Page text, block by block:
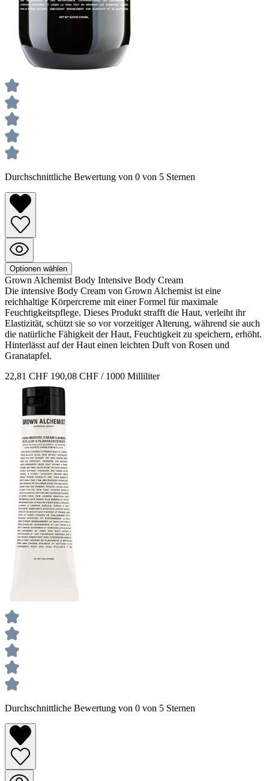
Durchschnittliche Bewertung von 0 von 5 Sternen
Optionen wählen
Grown Alchemist Body Intensive Body Cream
Die intensive Body Cream von Grown Alchemist ist eine
reichhaltige Körpercreme mit einer Formel für maximale
Feuchtigkeitspflege. Dieses Produkt strafft die Haut, verleiht ihr
Elastizität, schützt sie so vor vorzeitiger Alterung, während sie auch
die natürliche Fähigkeit der Haut, Feuchtigkeit zu speichern, erhöht.
Hinterlässt auf der Haut einen leichten Duft von Rosen und
Granatapfel.
22,81 CHF 190,08 CHF / 1000 Milliliter
Durchschnittliche Bewertung von 0 von 5 Sternen